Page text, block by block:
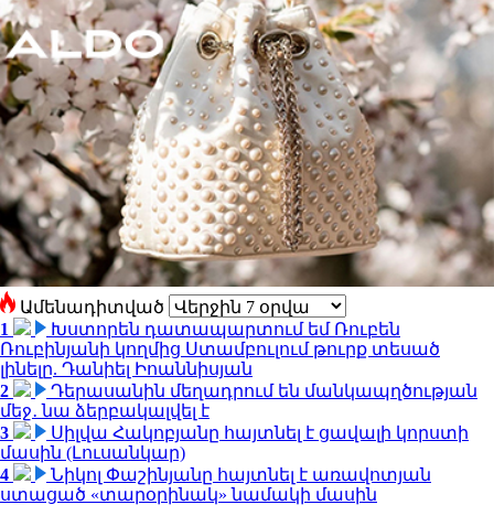
Ամենադիտված
1
Խստորեն դատապարտում եմ Ռուբեն
Ռուբինյանի կողմից Ստամբուլում թուրք տեսած
լինելը. Դանիել Իոաննիսյան
2
Դերասանին մեղադրում են մանկապղծության
մեջ․ նա ձերբակալվել է
3
Սիլվա Հակոբյանը հայտնել է ցավալի կորստի
մասին (Լուսանկար)
4
Նիկոլ Փաշինյանը հայտնել է առավոտյան
ստացած «տարօրինակ» նամակի մասին